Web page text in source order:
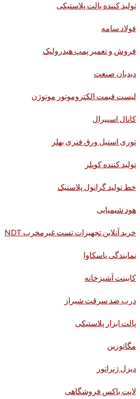
تولید کننده پالت پلاستیکی
فولاد سامه
فروش و تعمیر پمپ هیدرولیک
دیدبان صنعت
لیست قیمت الکتروموتور موتوژن
کانال اسپیرال
توری استیل ورق فنری بهلر
تولید کننده کوپلر
خط تولید گرانول پلاستیک
هود شیمیایی
خرید آنلاین تجهیزات تست غیرمخرب NDT
نمایندگی یاسکاوا
کابینت آشپزخانه
درب ضد سرقت شیراز
پالت ابزار پلاستیکی
مگاتوزین
دیزل ژنراتور
لایت باکس فروشگاهی